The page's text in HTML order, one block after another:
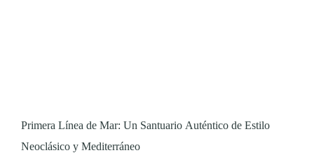
Primera Línea de Mar: Un Santuario Auténtico de Estilo
Neoclásico y Mediterráneo